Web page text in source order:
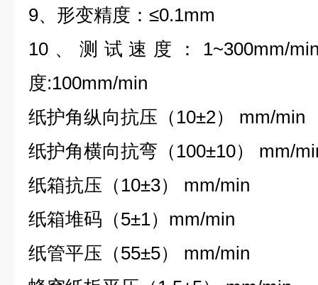
9、形变精度：≤0.1mm
10、测试速度：1~300mm/
度:100mm/min
纸护角纵向抗压（10±2） mm/min
纸护角横向抗弯（100±10） mm/
纸箱抗压（10±3） mm/min
纸箱堆码（5±1）mm/min
纸管平压（55±5） mm/min